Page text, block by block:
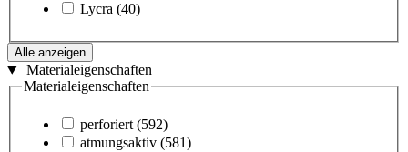
Lycra (40)
Alle anzeigen
Materialeigenschaften
Materialeigenschaften
perforiert (592)
atmungsaktiv (581)